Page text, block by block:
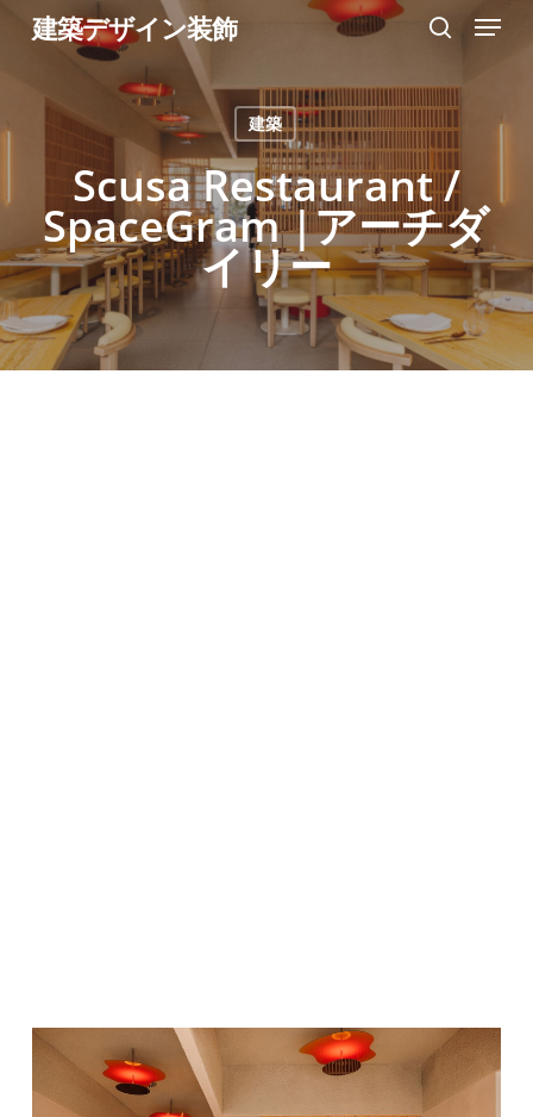
Skip
main
content
建築デザイン装飾 Menu
建築
Scusa Restaurant /
SpaceGram |アーチダ
イリー
Menu